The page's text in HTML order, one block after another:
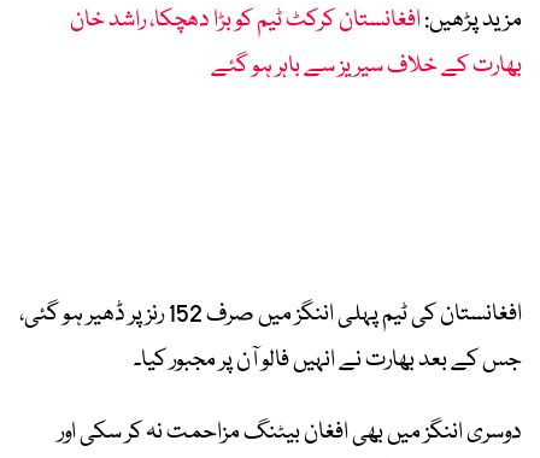
مزید پڑھیں:افغانستان کرکٹ ٹیم کو بڑا دھچکا، راشد خان
بھارت کے خلاف سیریز سے باہر ہو گئے
افغانستان کی ٹیم پہلی اننگز میں صرف 152 رنز پر ڈھیر ہو گئی،
جس کے بعد بھارت نے انہیں فالو آن پر مجبور کیا۔
دوسری اننگز میں بھی افغان بیٹنگ مزاحمت نہ کر سکی اور